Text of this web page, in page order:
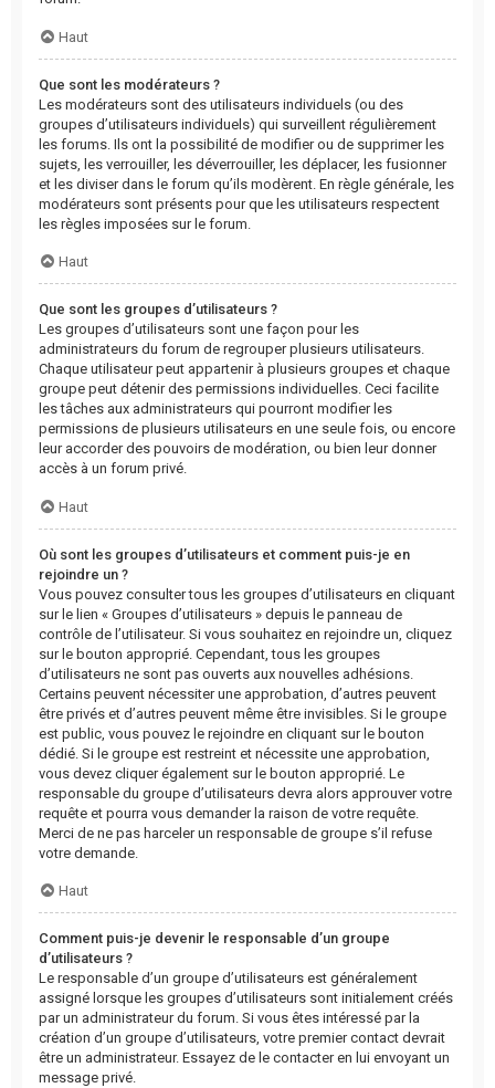
Haut
Que sont les modérateurs ?
Les modérateurs sont des utilisateurs individuels (ou des
groupes d’utilisateurs individuels) qui surveillent régulièrement
les forums. Ils ont la possibilité de modifier ou de supprimer les
sujets, les verrouiller, les déverrouiller, les déplacer, les fusionner
et les diviser dans le forum qu’ils modèrent. En règle générale, les
modérateurs sont présents pour que les utilisateurs respectent
les règles imposées sur le forum.
Haut
Que sont les groupes d’utilisateurs ?
Les groupes d’utilisateurs sont une façon pour les
administrateurs du forum de regrouper plusieurs utilisateurs.
Chaque utilisateur peut appartenir à plusieurs groupes et chaque
groupe peut détenir des permissions individuelles. Ceci facilite
les tâches aux administrateurs qui pourront modifier les
permissions de plusieurs utilisateurs en une seule fois, ou encore
leur accorder des pouvoirs de modération, ou bien leur donner
accès à un forum privé.
Haut
Où sont les groupes d’utilisateurs et comment puis-je en
rejoindre un ?
Vous pouvez consulter tous les groupes d’utilisateurs en cliquant
sur le lien « Groupes d’utilisateurs » depuis le panneau de
contrôle de l’utilisateur. Si vous souhaitez en rejoindre un, cliquez
sur le bouton approprié. Cependant, tous les groupes
d’utilisateurs ne sont pas ouverts aux nouvelles adhésions.
Certains peuvent nécessiter une approbation, d’autres peuvent
être privés et d’autres peuvent même être invisibles. Si le groupe
est public, vous pouvez le rejoindre en cliquant sur le bouton
dédié. Si le groupe est restreint et nécessite une approbation,
vous devez cliquer également sur le bouton approprié. Le
responsable du groupe d’utilisateurs devra alors approuver votre
requête et pourra vous demander la raison de votre requête.
Merci de ne pas harceler un responsable de groupe s’il refuse
votre demande.
Haut
Comment puis-je devenir le responsable d’un groupe
d’utilisateurs ?
Le responsable d’un groupe d’utilisateurs est généralement
assigné lorsque les groupes d’utilisateurs sont initialement créés
par un administrateur du forum. Si vous êtes intéressé par la
création d’un groupe d’utilisateurs, votre premier contact devrait
être un administrateur. Essayez de le contacter en lui envoyant un
message privé.